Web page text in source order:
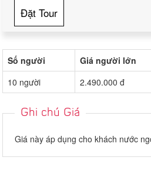
Đặt Tour
Số người Giá người lớn
10 người
2.490.000 đ
Ghi chú Giá
Giá này áp dụng cho khách nước